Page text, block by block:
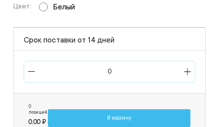
Цвет: Белый
Срок поставки от 14 дней
0
позиций
0,00 ₽
В корзину